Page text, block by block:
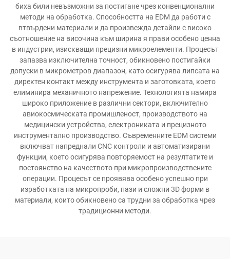
биха били невъзможни за постигане чрез конвенционални
методи на обработка. Способността на EDM да работи с
втвърдени материали и да произвежда детайли с високо
съотношение на височина към ширина я прави особено ценна
в индустрии, изискващи прецизни микроелементи. Процесът
запазва изключителна точност, обикновено постигайки
допуски в микрометров диапазон, като осигурява липсата на
директен контакт между инструмента и заготовката, което
елиминира механичното напрежение. Технологията намира
широко приложение в различни сектори, включително
авиокосмическата промишленост, производството на
медицински устройства, електрониката и прецизното
инструментално производство. Съвременните EDM системи
включват напреднали CNC контроли и автоматизирани
функции, което осигурява повторяемост на резултатите и
постоянство на качеството при микропроизводствените
операции. Процесът се проявява особено успешно при
изработката на микропроби, пази и сложни 3D форми в
материали, които обикновено са трудни за обработка чрез
традиционни методи.